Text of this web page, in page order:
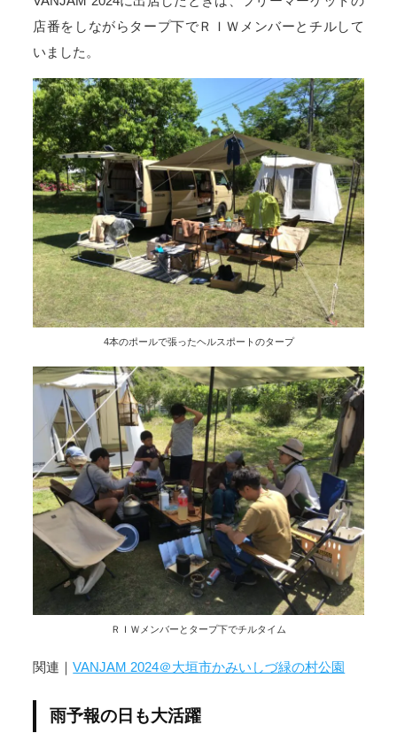
店番をしながらタープ下でＲＩＷメンバーとチルして
いました。
4本のポールで張ったヘルスポートのタープ
ＲＩＷメンバーとタープ下でチルタイム
関連｜VANJAM 2024＠大垣市かみいしづ緑の村公園
雨予報の日も大活躍